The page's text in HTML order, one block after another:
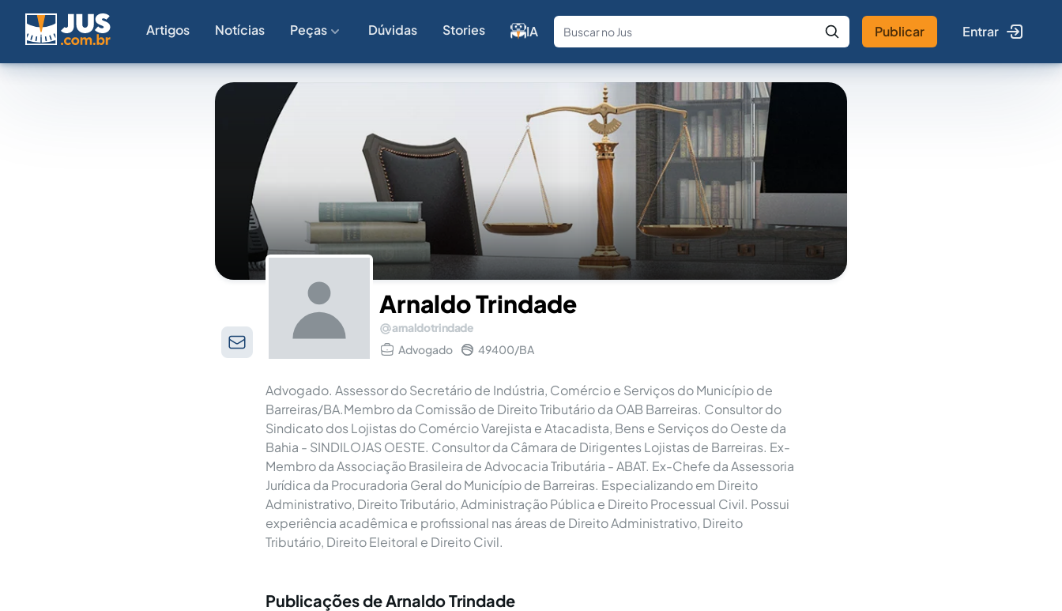
Artigos Notícias Peças Dúvidas Stories IA
Fale com a IA Buscar no Jus
Publicar Entrar
Arnaldo Trindade
arnaldotrindade
Advogado
49400/BA
Advogado. Assessor do Secretário de Indústria, Comércio e Serviços do Município de
Barreiras/BA.Membro da Comissão de Direito Tributário da OAB Barreiras. Consultor do
Sindicato dos Lojistas do Comércio Varejista e Atacadista, Bens e Serviços do Oeste da
Bahia - SINDILOJAS OESTE. Consultor da Câmara de Dirigentes Lojistas de Barreiras. Ex-
Membro da Associação Brasileira de Advocacia Tributária - ABAT. Ex-Chefe da Assessoria
Jurídica da Procuradoria Geral do Município de Barreiras. Especializando em Direito
Administrativo, Direito Tributário, Administração Pública e Direito Processual Civil. Possui
experiência acadêmica e profissional nas áreas de Direito Administrativo, Direito
Tributário, Direito Eleitoral e Direito Civil.
Publicações de Arnaldo Trindade